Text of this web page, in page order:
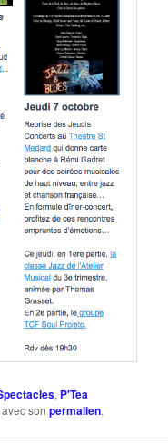
, P'Tea
avec sonpermalien.